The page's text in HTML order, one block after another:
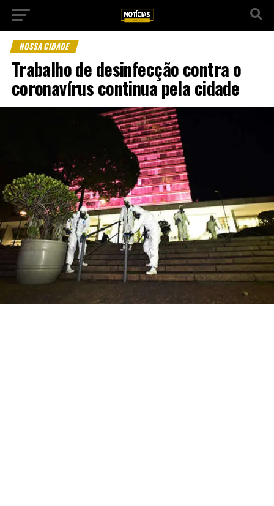
NOSSA CIDADE
Trabalho de desinfecção contra o
coronavírus continua pela cidade